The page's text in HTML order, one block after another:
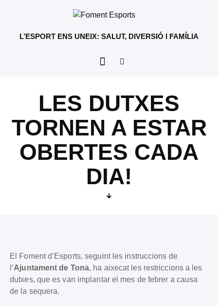
L’ESPORT ENS UNEIX: SALUT, DIVERSIÓ I FAMÍLIA
LES DUTXES
TORNEN A ESTAR
OBERTES CADA
DIA!
El Foment d’Esports, seguint les instruccions de
l’Ajuntament de Tona, ha aixecat les restriccions a les
dutxes, que es van implantar el mes de febrer a causa
de la sequera.